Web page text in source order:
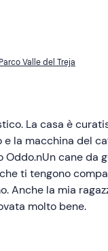
Valle del Treja
La casa è
e la macchina del
cane da
ti tengono
Anche la mia
molto bene.